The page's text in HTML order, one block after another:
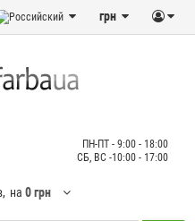
грн
ПН-ПТ - 9:00 - 18:00
СБ, ВС -10:00 - 17:00
на 0 грн